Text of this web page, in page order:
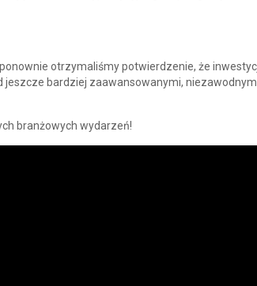
otrzymaliśmy potwierdzenie, że
bardziej zaawansowanymi,
branżowych wydarzeń!